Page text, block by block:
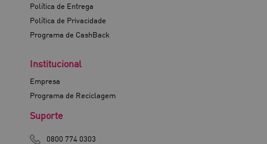
Política de Entrega
Política de Privacidade
Programa de CashBack
Institucional
Empresa
Programa de Reciclagem
Suporte
0800 774 0303